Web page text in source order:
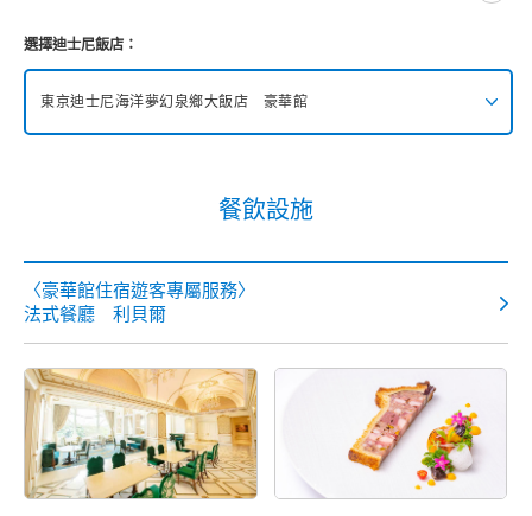
選擇迪士尼飯店：
東京迪士尼海洋夢幻泉鄉大飯店 豪華館
東京迪士尼樂園大飯店
東京迪士尼海洋觀海景大飯店
東京迪士尼度假區玩具總動員飯店
餐飲設施
〈豪華館住宿遊客專屬服務〉
法式餐廳 利貝爾